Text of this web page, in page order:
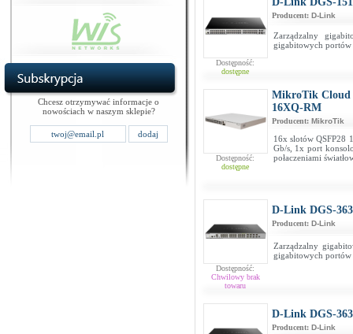
Chcesz otrzymywać informacje o
nowościach w naszym sklepie?
Dostępność:
dostępne
Producent: D-Link
Zarządzalny
gigabitowych portów
Dostępność:
dostępne
MikroTik Cloud
16XQ-RM
Producent: MikroTik
16x slotów QSFP28
Gb/s, 1x port
połaczeniami
Dostępność:
Chwilowy brak
towaru
D-Link DGS-
Producent: D-Link
Zarządzalny
gigabitowych portów
D-Link DGS-
Producent: D-Link